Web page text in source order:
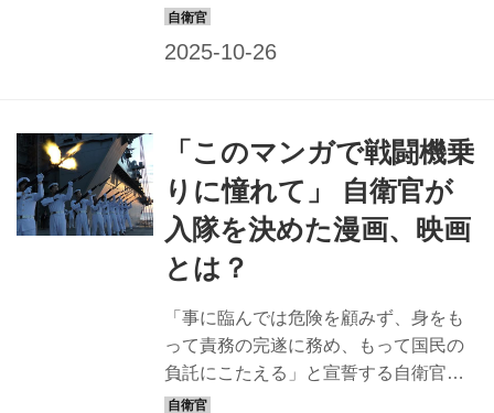
れた映画や漫画、漫画に心を動かされ
ードも。 現役の自衛官たちが「背中を
押してくれた作品」を紹介してくれ
た。 ゲーム『艦隊これくしょん -艦こ
れ-』 この作品から艦艇の歴史を学び、
自衛官になった（海自／3曹／男性・20
代） 高校時代、友人に誘われて「艦こ
れ」のゲームに触れました。この作品
をきっかけに艦艇の名称や装備品など
を知ることができ、そこからさらに歴...
「このマンガで戦闘機乗
りに憧れて」 自衛官が
入隊を決めた漫画、映画
とは？
「事に臨んでは危険を顧みず、身をも
って責務の完遂に務め、もって国民の
負託にこたえる」と宣誓する自衛官た
ちも、入隊前から国防の志に燃える人